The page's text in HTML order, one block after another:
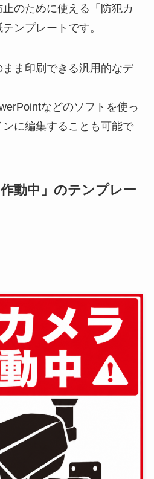
のために使える「防犯カ
ンプレートです。
ま印刷できる汎用的なデ
などのソフトを使っ
に編集することも可能で
動中」のテンプレー